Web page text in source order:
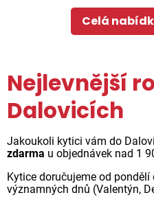
Celá
Nejlevnější
Dalovicích
Jakoukoli kytici vám do
zdarma u objednávek nad 1
Kytice doručujeme od pondělí
významných dnů (Valentýn,